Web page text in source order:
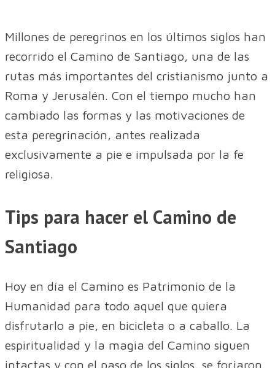
Millones de peregrinos en los últimos siglos han
recorrido el Camino de Santiago, una de las
rutas más importantes del cristianismo junto a
Roma y Jerusalén. Con el tiempo mucho han
cambiado las formas y las motivaciones de
esta peregrinación, antes realizada
exclusivamente a pie e impulsada por la fe
religiosa.
Tips para hacer el Camino de
Santiago
Hoy en día el Camino es Patrimonio de la
Humanidad para todo aquel que quiera
disfrutarlo a pie, en bicicleta o a caballo. La
espiritualidad y la magia del Camino siguen
intactas y con el paso de los siglos, se forjaron